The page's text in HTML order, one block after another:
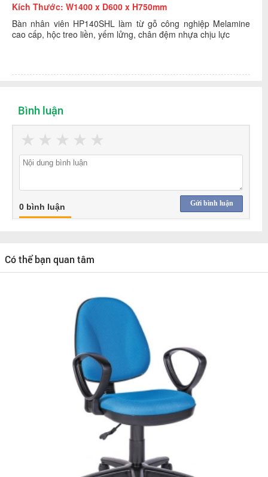
Kích Thước: W1400 x D600 x H750mm
Bàn nhân viên HP140SHL làm từ gỗ công nghiệp Melamine
cao cấp, hộc treo liền, yếm lửng, chân đệm nhựa chịu lực
Bình luận
★
★
★
★
★
Gửi bình luận
0 bình luận
Có thể bạn quan tâm